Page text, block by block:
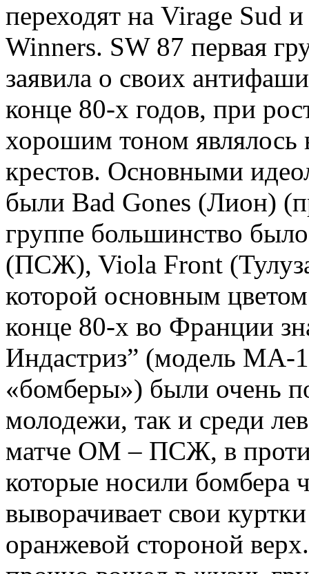
переходят на Virage Sud
Winners. SW 87 первая
заявила о своих
конце 80-х годов, при
хорошим тоном являлось
крестов. Основными
были Bad Gones (Лион)
группе большинство
(ПСЖ), Viola Front
которой основным
конце 80-х во Франции
Индастриз” (модель МА-
«бомберы») были очень
молодежи, так и среди
матче ОМ – ПСЖ, в
которые носили бомбера
выворачивает свои
оранжевой стороной